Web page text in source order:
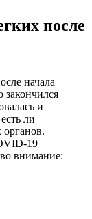
после
начала
закончился
и
ли
органов.
19
внимание: